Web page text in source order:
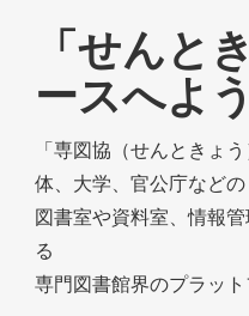
「せんと
ースへよ
「専図協（せんときょ
体、大学、官公庁などの
図書室や資料室、情報
る
専門図書館界のプラット